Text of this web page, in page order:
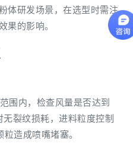
体研发场景，在选型时需注
果的影响。
围内，检查风量是否达到
裂纹损耗，进料粒度控制
造成喷嘴堵塞。